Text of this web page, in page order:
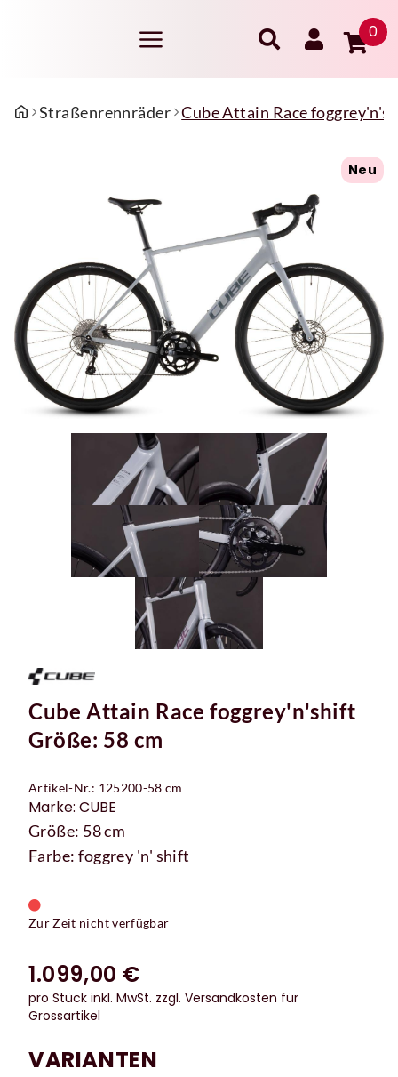
0
Straßenrennräder Cube Attain Race
Neu
Cube Attain Race foggrey'n'shift
Größe: 58 cm
Artikel-Nr.: 125200-58 cm
Marke: CUBE
Größe: 58 cm
Farbe: foggrey 'n' shift
Zur Zeit nicht verfügbar
1.099,00 €
pro Stück inkl. MwSt. zzgl. Versandkosten für
Grossartikel
VARIANTEN